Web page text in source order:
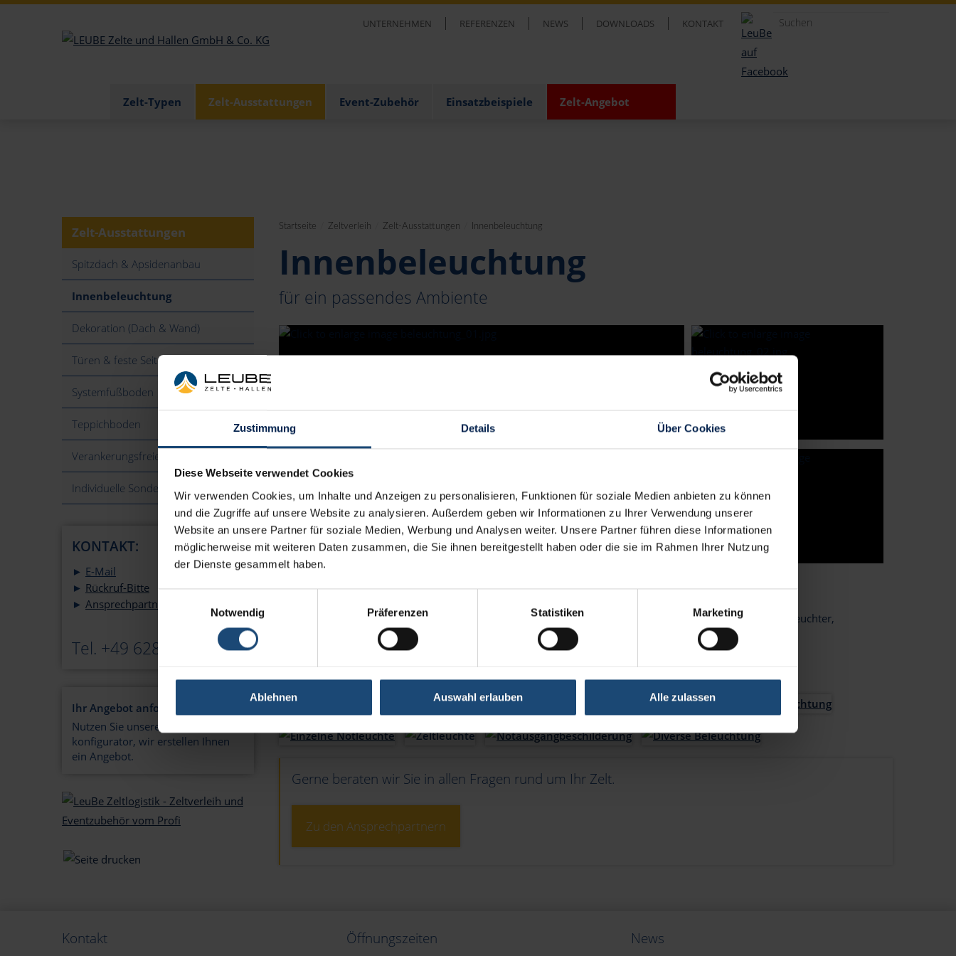
Zustimmung Details Über Cookies
Diese Webseite verwendet Cookies
Wir verwenden Cookies, um Inhalte und Anzeigen zu personalisieren, Funktionen für soziale Medien anbieten zu können
und die Zugriffe auf unsere Website zu analysieren. Außerdem geben wir Informationen zu Ihrer Verwendung unserer
Website an unsere Partner für soziale Medien, Werbung und Analysen weiter. Unsere Partner führen diese Informationen
möglicherweise mit weiteren Daten zusammen, die Sie ihnen bereitgestellt haben oder die sie im Rahmen Ihrer Nutzung
der Dienste gesammelt haben.
Notwendig
Präferenzen Statistiken Marketing
Ablehnen Auswahl erlauben Alle zulassen
UNTERNEHMEN REFERENZEN NEWS DOWNLOADS KONTAKT
Zelt-Typen Zelt-Ausstattungen Event-Zubehör Einsatzbeispiele Zelt-Angebot
Zelt-Ausstattungen
Spitzdach & Apsidenanbau
Innenbeleuchtung
Dekoration (Dach & Wand)
Türen & feste Seitenwände
Systemfußboden
Teppichboden
Verankerungsfreie Montage
Individuelle Sonderlösungen
KONTAKT:
► E-Mail
► Rückruf-Bitte
► Ansprechpartner
Tel. +49 6284 92995-10
Ihr Angebot anfordern!
Nutzen Sie unseren Zelt-
konfigurator, wir erstellen Ihnen
ein Angebot.
Startseite Zeltverleih Zelt-Ausstattungen Innenbeleuchtung
Innenbeleuchtung
für ein passendes Ambiente
Zur Bilder-Galerie
Damit Ihnen auch im Zelt ein Licht aufgeht...
Für Ihr Zelt-Event können Sie bei uns aus verschiedenen Beleuchtungskörpern wählen: Lichterkette, Kronleuchter,
Pendelstrahler oder Zeltleuchte.
Beleuchtungskörper
Gerne beraten wir Sie in allen Fragen rund um Ihr Zelt.
Zu den Ansprechpartnern
Kontakt Öffnungszeiten News